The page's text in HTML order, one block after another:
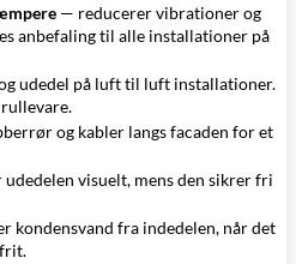
— reducerer vibrationer og
anbefaling til alle installationer på
udedel på luft til luft installationer.
og kabler langs facaden for et
visuelt, mens den sikrer fri
kondensvand fra indedelen, når det